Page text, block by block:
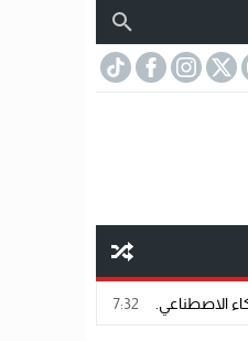
07:32 مختار عتمان.. «صديق